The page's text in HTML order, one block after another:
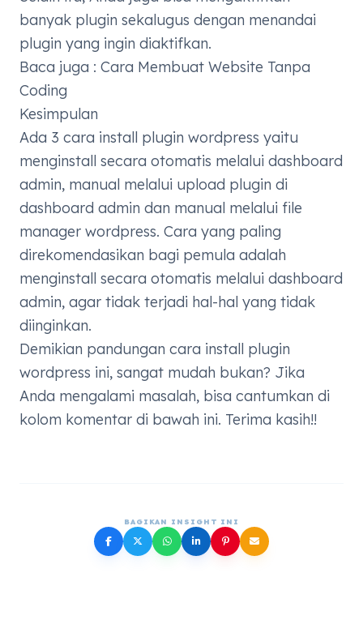
banyak plugin sekalugus dengan menandai
plugin yang ingin diaktifkan.
Baca juga : Cara Membuat Website Tanpa
Coding
Kesimpulan
Ada 3 cara install plugin wordpress yaitu
menginstall secara otomatis melalui dashboard
admin, manual melalui upload plugin di
dashboard admin dan manual melalui file
manager wordpress. Cara yang paling
direkomendasikan bagi pemula adalah
menginstall secara otomatis melalui dashboard
admin, agar tidak terjadi hal-hal yang tidak
diinginkan.
Demikian pandungan cara install plugin
wordpress ini, sangat mudah bukan? Jika
Anda mengalami masalah, bisa cantumkan di
kolom komentar di bawah ini. Terima kasih!!
BAGIKAN INSIGHT INI